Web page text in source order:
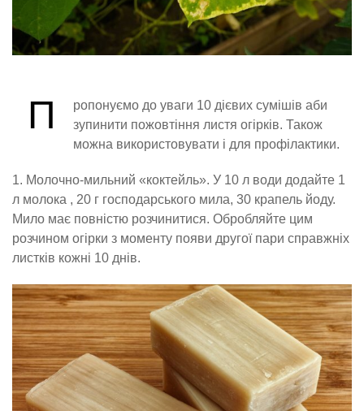
П
ропонуємо до уваги 10 дієвих сумішів аби
зупинити пожовтіння листя огірків. Також
можна використовувати і для профілактики.
1. Молочно-мильний «коктейль». У 10 л води додайте 1
л молока , 20 г господарського мила, 30 крапель йоду.
Мило має повністю розчинитися. Обробляйте цим
розчином огірки з моменту появи другої пари справжніх
листків кожні 10 днів.